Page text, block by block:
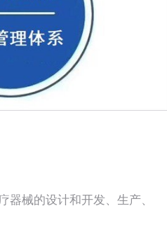
械的设计和开发、生产、